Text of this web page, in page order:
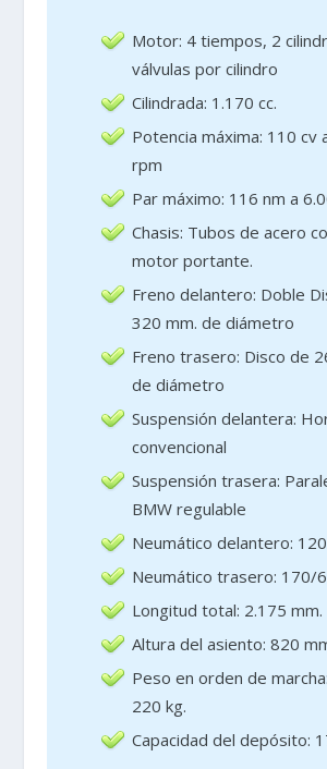
Motor: 4 tiempos, 2
válvulas por cilindro
Cilindrada: 1.170 cc.
Potencia máxima: 110 cv
rpm
Par máximo: 116 nm a
Chasis: Tubos de acero
motor portante.
Freno delantero: Doble
320 mm. de diámetro
Freno trasero: Disco de
de diámetro
Suspensión delantera:
convencional
Suspensión trasera:
BMW regulable
Neumático delantero:
Neumático trasero: 170/
Longitud total: 2.175 mm.
Altura del asiento: 820
Peso en orden de marcha:
220 kg.
Capacidad del depósito: